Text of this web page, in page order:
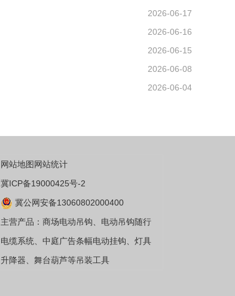
2026-06-17
2026-06-16
2026-06-15
2026-06-08
2026-06-04
网站地图 网站统计
冀ICP备19000425号-2
冀公网安备13060802000400
主营产品：商场电动吊钩、电动吊钩随行
电缆系统、中庭广告条幅电动挂钩、灯具
升降器、舞台葫芦等吊装工具